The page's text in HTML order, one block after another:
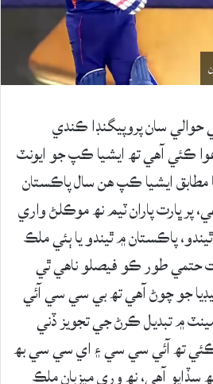
حوالي سان پروپيگنڊا ڪندي
ڪئي آهي تھ ايشيا ڪپ جو ايونٽ
مطابق ايشيا ڪپ هن سال پاڪستان
پر ڀارت پاران ٽيم نھ موڪلڻ واري
پاڪستان ۾ ٿيندو يا ٻئي ملڪ
حتمي طور ڪو فيصلو ناهي ٿي
جو چوڻ آهي تھ بي سي سي آئي
ٽورنامينٽ ۾ تبديل ڪرڻ جي تجويز ڏني
ڪئي تھ آئي سي سي ۽ اي سي سي بھ
سڏايو آهي، نھ وري ميزبان ملڪ